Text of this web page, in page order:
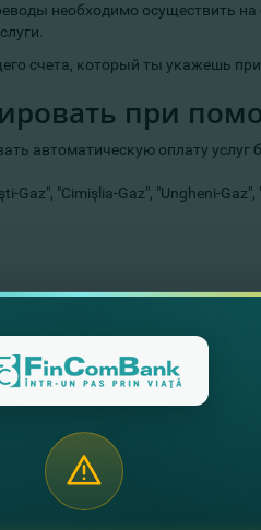
необходимо осуществить на
счета, который ты укажешь
при
автоматическую оплату
Gaz", "Cimişlia-Gaz", "Ungheni-